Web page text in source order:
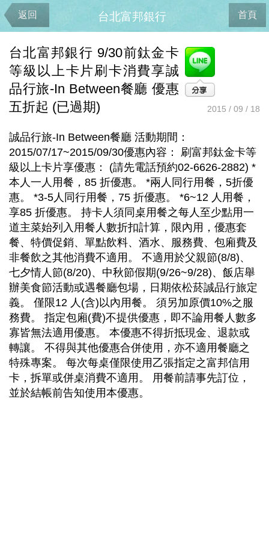
返回 首頁
台北富邦銀行
台北富邦銀行 9/30前鈦金卡
等級以上卡片刷卡消費享誠
品行旅-In Between餐廳 優惠
五折起 (已過期)
2015 / 09 / 18
誠品行旅-In Between餐廳 活動期間：
2015/07/17~2015/09/30優惠內容： 刷富邦鈦金卡等
級以上卡片享優惠： (請先電話預約02-6626-2882) *
本人一人用餐，85 折優惠。 *兩人同行用餐，5折優
惠。 *3-5人同行用餐，75 折優惠。 *6~12 人用餐，
享85 折優惠。 持卡人須同桌用餐之每人至少點用一
道主菜始列入用餐人數折扣計算，限內用，優惠套
餐、特價促銷、單點飲料、酒水、服務費、包廂費及
非餐飲之其他消費不適用。 不適用於父親節(8/8)、
七夕情人節(8/20)、中秋節假期(9/26~9/28)、飯店舉
辦美食節活動或遇餐廳包場，日期依松菸誠品行旅定
義。 僅限12 人(含)以內用餐。 須另加原價10%之服
務費。 指定包廂(費)不提供優惠，即不論用餐人數多
寡皆無法適用優惠。 本優惠不得折抵現金、退款或
轉讓。 不得與其他優惠合併使用，亦不適用餐廳之
特殊專案。 每次每桌僅限使用乙張指定之富邦信用
卡，拆單或併桌消費不適用。 用餐前請事先訂位，
並於結帳前告知使用本優惠。